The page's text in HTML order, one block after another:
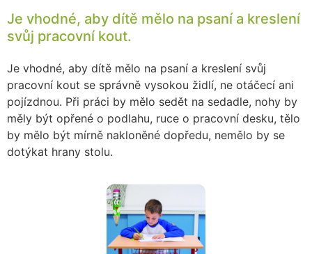
Je vhodné, aby dítě mělo na psaní a kreslení
svůj pracovní kout.
Je vhodné, aby dítě mělo na psaní a kreslení svůj
pracovní kout se správně vysokou židlí, ne otáčecí ani
pojízdnou. Při práci by mělo sedět na sedadle, nohy by
měly být opřené o podlahu, ruce o pracovní desku, tělo
by mělo být mírně nakloněné dopředu, nemělo by se
dotýkat hrany stolu.